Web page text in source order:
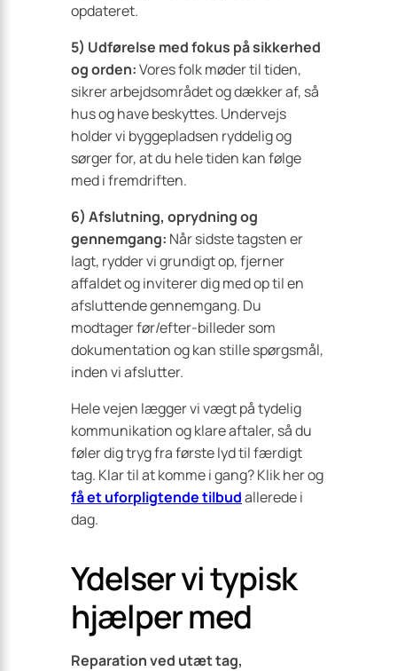
opdateret.
5) Udførelse med fokus på sikkerhed
og orden:Vores folk møder til tiden,
sikrer arbejdsområdet og dækker af, så
hus og have beskyttes. Undervejs
holder vi byggepladsen ryddelig og
sørger for, at du hele tiden kan følge
med i fremdriften.
6) Afslutning, oprydning og
gennemgang: Når sidste tagsten er
lagt, rydder vi grundigt op, fjerner
affaldet og inviterer dig med op til en
afsluttende gennemgang. Du
modtager før/efter-billeder som
dokumentation og kan stille spørgsmål,
inden vi afslutter.
Hele vejen lægger vi vægt på tydelig
kommunikation og klare aftaler, så du
føler dig tryg fra første lyd til færdigt
tag. Klar til at komme i gang? Klik her og
få et uforpligtende tilbudallerede i
dag.
Ydelser vi typisk
hjælper med
Reparation ved utæt tag,